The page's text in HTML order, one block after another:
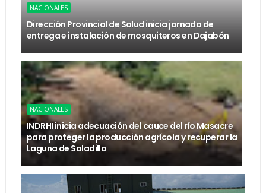
NACIONALES
Dirección Provincial de Salud inicia jornada de
entrega e instalación de mosquiteros en Dajabón
NACIONALES
INDRHI inicia adecuación del cauce del río Masacre
para proteger la producción agrícola y recuperar la
Laguna de Saladillo